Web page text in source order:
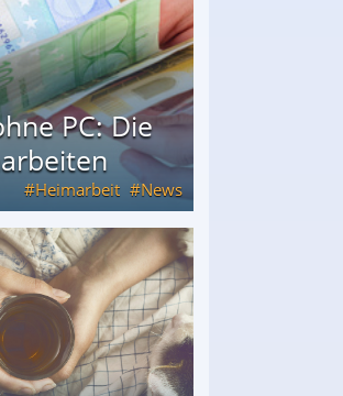
PC: Die
Heimarbeit News